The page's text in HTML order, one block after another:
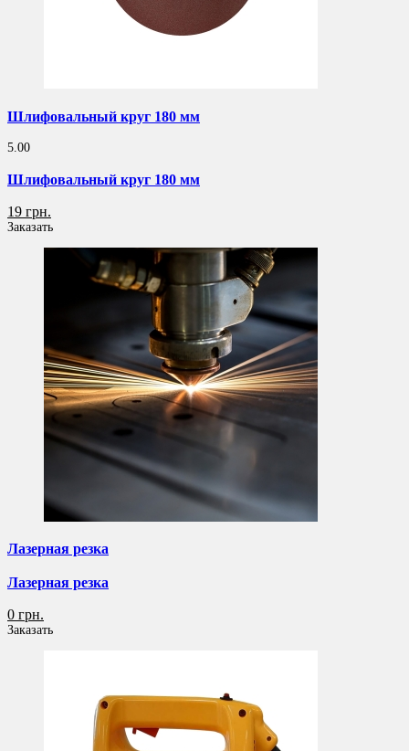
Шлифовальный круг 180 мм
5.00
Шлифовальный круг 180 мм
19 грн.
Заказать
Лазерная резка
Лазерная резка
0 грн.
Заказать